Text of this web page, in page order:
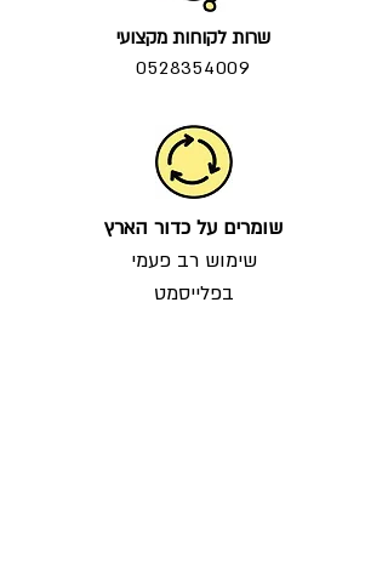
שרות לקוחות מקצועי
0528354009
שומרים על כדור הארץ
שימוש רב פעמי
בפלייסמט